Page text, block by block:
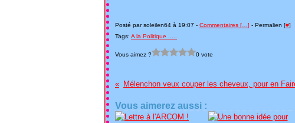
Posté par soleilen64 à 19:07 - Commentaires [ ] - Permalien [#]
Tags: A la Politique .....
Vous aimez ? 0 vote
Vous aimerez aussi :